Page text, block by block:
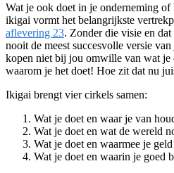
Wat je ook doet in je onderneming
ikigai vormt het belangrijkste
aflevering 23. Zonder die visie en
nooit de meest succesvolle versie
kopen niet bij jou omwille van wat
waarom je het doet! Hoe zit dat nu
Ikigai brengt vier cirkels samen:
Wat je doet en waar je van
Wat je doet en wat de wereld
Wat je doet en waarmee je
Wat je doet en waarin je goed